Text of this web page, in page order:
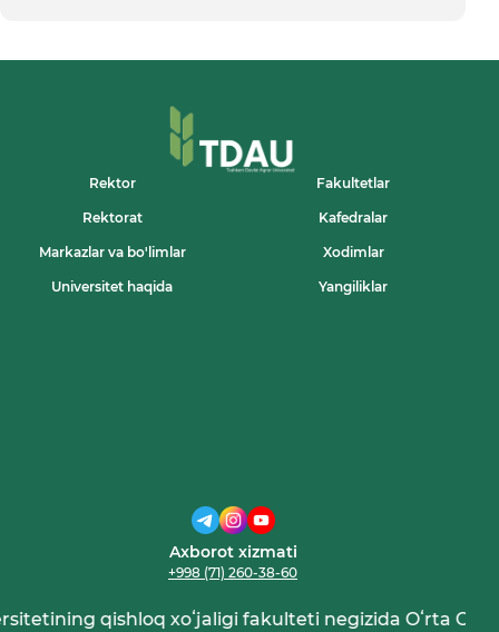
Rektor Fakultetlar
Rektorat Kafedralar
Markazlar va bo'limlar Xodimlar
Universitet haqida Yangiliklar
Axborot xizmati
+998 (71) 260-38-60
qishloq xoʻjaligi fakulteti negizida Oʻrta